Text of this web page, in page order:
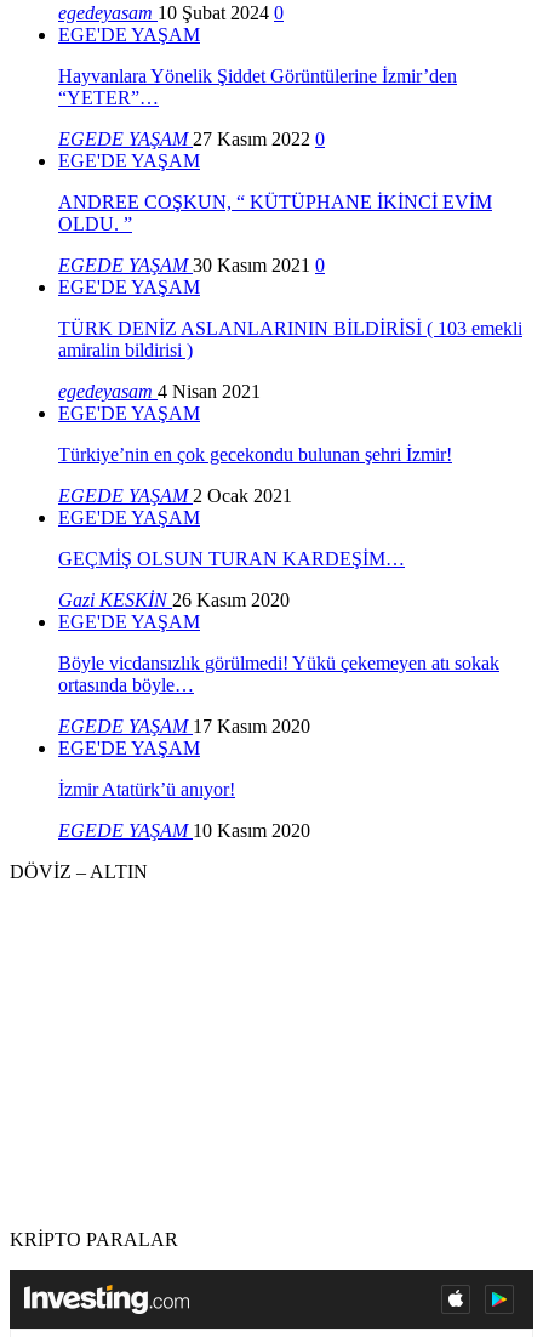
egedeyasam 10 Şubat 2024 0
EGE'DE YAŞAM
Hayvanlara Yönelik Şiddet Görüntülerine İzmir’den
“YETER”…
EGEDE YAŞAM 27 Kasım 2022 0
EGE'DE YAŞAM
ANDREE COŞKUN, “ KÜTÜPHANE İKİNCİ EVİM
OLDU. ”
EGEDE YAŞAM30 Kasım 2021 0
EGE'DE YAŞAM
TÜRK DENİZ ASLANLARININ BİLDİRİSİ ( 103 emekli
amiralin bildirisi )
egedeyasam 4 Nisan 2021
EGE'DE YAŞAM
Türkiye’nin en çok gecekondu bulunan şehri İzmir!
EGEDE YAŞAM 2 Ocak 2021
EGE'DE YAŞAM
GEÇMİŞ OLSUN TURAN KARDEŞİM…
Gazi KESKİN 26 Kasım 2020
EGE'DE YAŞAM
Böyle vicdansızlık görülmedi! Yükü çekemeyen atı sokak
ortasında böyle…
EGEDE YAŞAM 17 Kasım 2020
EGE'DE YAŞAM
İzmir Atatürk’ü anıyor!
EGEDE YAŞAM 10 Kasım 2020
DÖVİZ – ALTIN
KRİPTO PARALAR